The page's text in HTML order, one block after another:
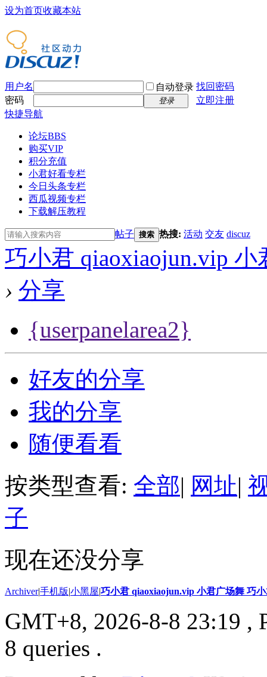
设为首页收藏本站
用户名 自动登录 找回密码
密码
登录
立即注册
快捷导航
论坛BBS
购买VIP
积分充值
小君好看专栏
今日头条专栏
西瓜视频专栏
下载解压教程
帖子 搜索 热搜: 活动 交友 discuz
巧小君 qiaoxiaojun.vip
› 分享
{userpanelarea2}
好友的分享
我的分享
随便看看
按类型查看: 全部| 网址|
子
现在还没分享
Archiver|手机版|小黑屋|巧小君 qiaoxiaojun.vip 小君广场舞 巧
GMT+8, 2026-8-8 23:19 ,
8 queries .